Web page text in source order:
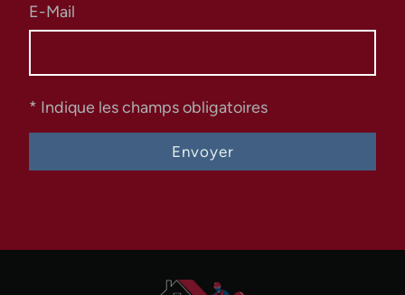
E-Mail
* Indique les champs obligatoires
Envoyer